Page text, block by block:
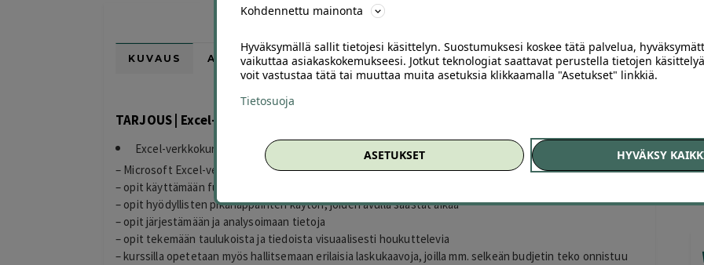
KUVAUS ARVIOT (0) SUOSITTELE
TARJOUS | Excel-verkkokurssi
Excel-verkkokurssi 9,99 € (ovh 99 €)
– Microsoft Excel-verkkokurssin avulla opit käyttämään Exceliä oikein ja tehokkaasti
– opit käyttämään funktioita, luomaan ja täyttämään taulukoita sekä muokkaamaan kaavioita
– opit hyödyllisten pikanäppäinten käytön, joiden avulla säästät aikaa
– opit järjestämään ja analysoimaan tietoja
– opit tekemään taulukoista ja tiedoista visuaalisesti houkuttelevia
– kurssilla opetetaan myös hallitsemaan erilaisia laskukaavoja, joilla mm. selkeän budjetin teko onnistuu
Kohdennettu mainonta
Hyväksymällä sallit tietojesi käsittelyn. Suostumuksesi koskee tätä palvelua,
vaikuttaa asiakaskokemukseesi. Jotkut teknologiat saattavat perustella tietojen
voit vastustaa tätä tai muuttaa muita asetuksia klikkaamalla "Asetukset" linkkiä.
Tietosuoja
ASETUKSET HYVÄKSY